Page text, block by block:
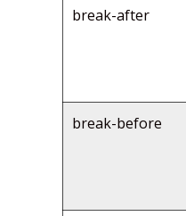
break-after
break-before